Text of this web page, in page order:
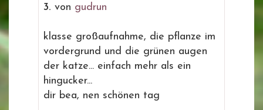
3. von gudrun
klasse großaufnahme, die pflanze im
vordergrund und die grünen augen
der katze... einfach mehr als ein
hingucker...
dir bea, nen schönen tag